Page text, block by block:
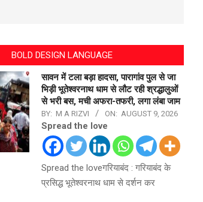
BOLD DESIGN LANGUAGE
सावन में टला बड़ा हादसा, पारागांव पुल से जा
भिड़ी भूतेश्वरनाथ धाम से लौट रही श्रद्धालुओं
से भरी बस, मची अफरा-तफरी, लगा लंबा जाम
BY: M A RIZVI ON: AUGUST 9, 2026
Spread the love
Spread the loveगरियाबंद : गरियाबंद के
प्रसिद्ध भूतेश्वरनाथ धाम से दर्शन कर